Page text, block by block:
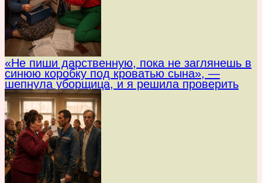
«Не пиши дарственную, пока не заглянешь в
синюю коробку под кроватью сына», —
шепнула уборщица, и я решила проверить